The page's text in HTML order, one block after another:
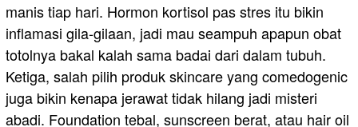
manis tiap hari. Hormon kortisol pas stres itu bikin
inflamasi gila-gilaan, jadi mau seampuh apapun obat
totolnya bakal kalah sama badai dari dalam tubuh.
Ketiga, salah pilih produk skincare yang comedogenic
juga bikin kenapa jerawat tidak hilang jadi misteri
abadi. Foundation tebal, sunscreen berat, atau hair oil